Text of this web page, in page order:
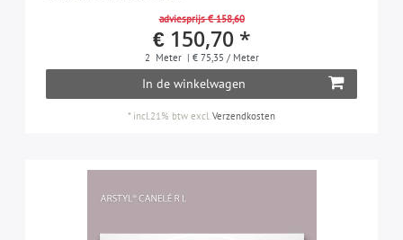
adviesprijs € 158,60
€ 150,70 *
2 Meter | € 75,35 / Meter
In de winkelwagen
* incl.21% btw excl.Verzendkosten